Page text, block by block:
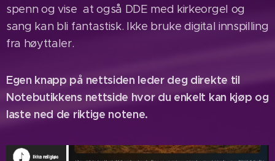
spenn og vise at også DDE med kirkeorgel og
sang kan bli fantastisk. Ikke bruke digital innspilling
fra høyttaler.
Egen knapp på nettsiden leder deg direkte til
Notebutikkens nettside hvor du enkelt kan kjøp og
laste ned de riktige notene.